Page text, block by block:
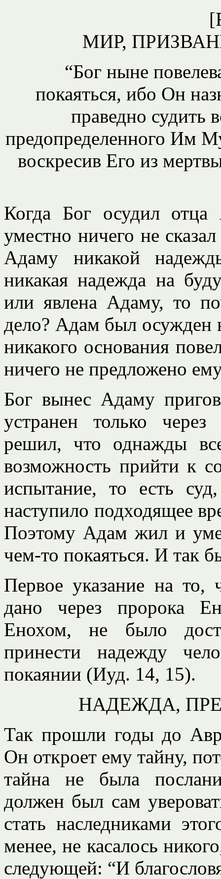
МИР,
“Бог ныне
покаяться, ибо Он
праведно судить
предопределенного Им
воскресив Его из
Когда Бог осудил
уместно ничего не
Адаму никакой
никакая надежда на
или явлена Адаму, то
дело? Адам был осужден
никакого основания
ничего не предложено
Бог вынес Адаму
устранен только
решил, что однажды
возможность прийти к
испытание, то есть
наступило подходящее
Поэтому Адам жил и
чем-то покаяться. И так
Первое указание на
дано через пророка
Енохом, не было
принести надежду
покаянии (Иуд. 14, 15).
НАДЕЖДА,
Так прошли годы до
Он откроет ему тайну,
тайна не была
должен был сам
стать наследниками
менее, не касалось
следующей: “И